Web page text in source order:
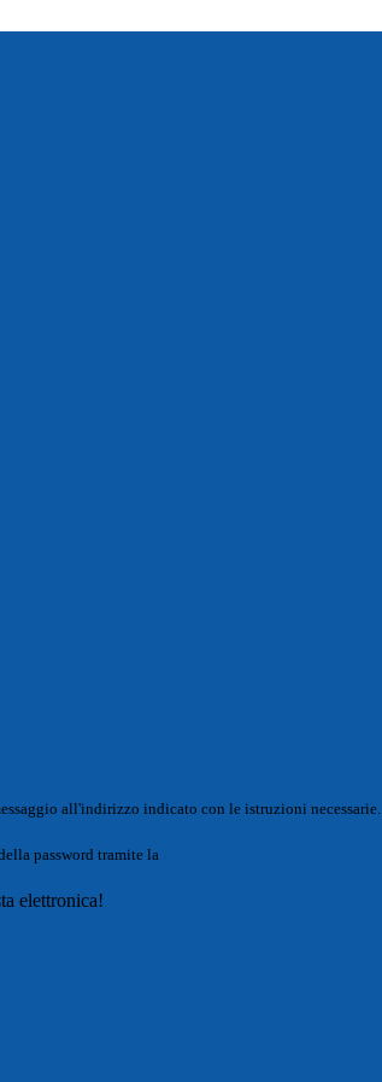
all'indirizzo indicato con le istruzioni necessarie.
password tramite la
elettronica!